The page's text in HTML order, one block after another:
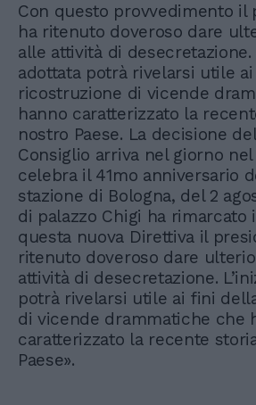
Con questo provvedimento il
ha ritenuto doveroso dare
alle attività di desecretazione.
adottata potrà rivelarsi utile
ricostruzione di vicende
hanno caratterizzato la
nostro Paese. La decisione
Consiglio arriva nel giorno
celebra il 41mo anniversario
stazione di Bologna, del 2
di palazzo Chigi ha rimarcato
questa nuova Direttiva il
ritenuto doveroso dare
attività di desecretazione.
potrà rivelarsi utile ai fini
di vicende drammatiche che
caratterizzato la recente
Paese».